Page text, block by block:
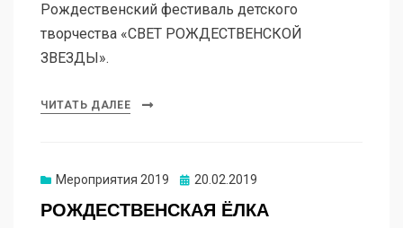
Рождественский фестиваль детского
творчества «СВЕТ РОЖДЕСТВЕНСКОЙ
ЗВЕЗДЫ».
ЧИТАТЬ ДАЛЕЕ
Мероприятия 2019 20.02.2019
РОЖДЕСТВЕНСКАЯ ЁЛКА